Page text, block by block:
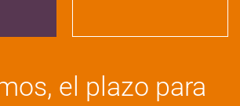
el plazo para